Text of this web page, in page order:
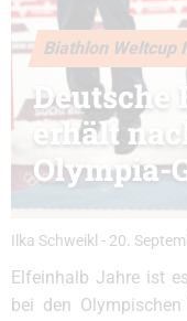
Biathlon Weltcup
Deutsche
erhält
Olympia-
Ilka Schweikl - 20.
Elfeinhalb Jahre ist
bei den